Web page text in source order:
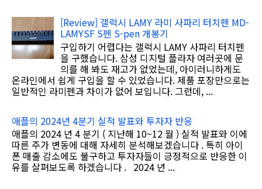
[Review] 갤럭시 LAMY 라미 사파리 터치펜 MD-
LAMYSF S펜 S-pen 개봉기
구입하기 어렵다는 갤럭시 LAMY 사파리 터치펜
을 구했습니다. 삼성 디지털 플라자 여러곳에 문
의를 해 봐도 재고가 없었는데, 아이러니하게도
온라인에서 쉽게 구입을 할 수 있었습니다. 제품 포장만으로는
일반적인 라미펜과 차이가 없어 보입니다. 그런데, ...
애플의 2024년 4분기 실적 발표와 투자자 반응
애플의 2024 년 4 분기 ( 지난해 10~12 월 ) 실적 발표와 이에
따른 주가 변동에 대해 자세히 분석해보겠습니다 . 특히 아이
폰 매출 감소에도 불구하고 투자자들이 긍정적으로 반응한 이
유를 살펴보도록 하겠습니다 . 2024 년 ...